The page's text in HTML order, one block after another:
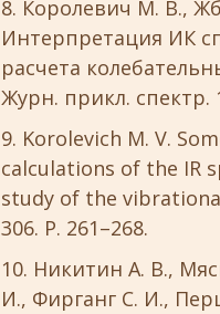
Королевич М. В.,
Интерпретация ИК
расчета
Журн. прикл. спектр.
Korolevich M. V.
calculations of the IR
study of the
306. P. 261–268.
Никитин А. В.,
И., Фирганг С. И.,